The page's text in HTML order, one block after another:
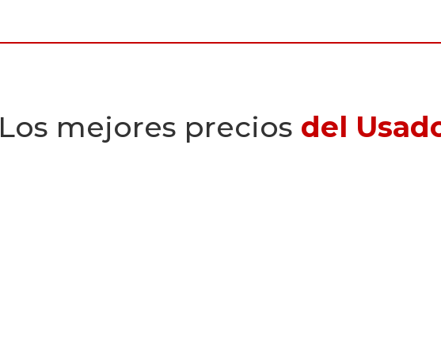
Los mejores precios del